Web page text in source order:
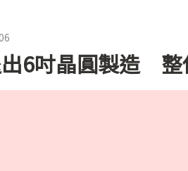
6吋晶圓製造 整